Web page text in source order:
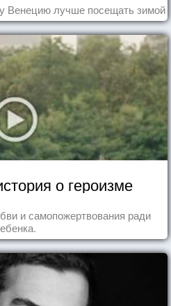
Венецию лучше посещать зимой
о героизме
и самопожертвования ради